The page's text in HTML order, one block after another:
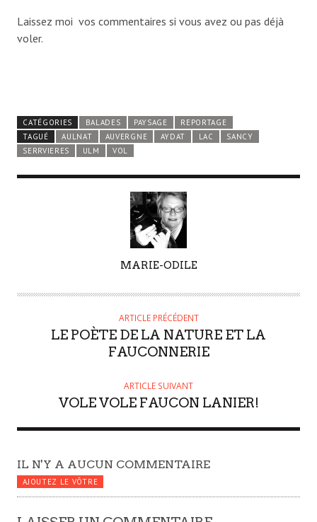
Laissez moi vos commentaires si vous avez ou pas déjà
voler.
CATÉGORIES BALADES PAYSAGE
REPORTAGE
TAGUÉ
AULNAT AUVERGNE AYDAT LAC
SANCY
SERRVIERES
ULM VOL
T
MARIE-ODILE
ARTICLE PRÉCÉDENT
LE POÈTE DE LA NATURE ET LA
FAUCONNERIE
ARTICLE SUIVANT
VOLE VOLE FAUCON LANIER!
IL N'Y A AUCUN COMMENTAIRE
AJOUTEZ LE VÔTRE